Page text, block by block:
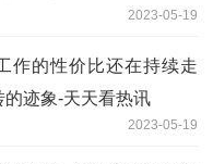
2023-05-19
作的性价比还在持续走
迹象-天天看热讯
2023-05-19